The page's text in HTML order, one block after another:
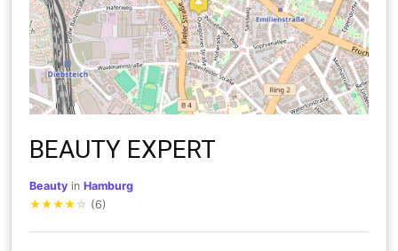
BEAUTY EXPERT
Beauty inHamburg
★★★★ ☆ (6)